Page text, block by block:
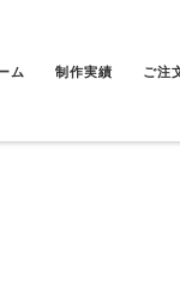
ム 制作実績 ご注